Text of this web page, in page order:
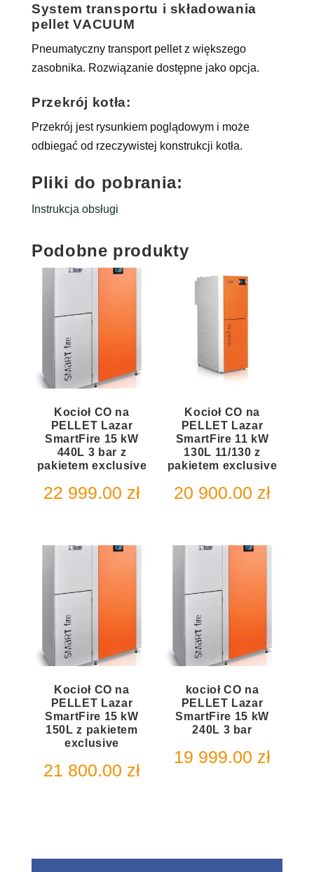
System transportu i składowania
pellet VACUUM
Pneumatyczny transport pellet z większego
zasobnika. Rozwiązanie dostępne jako opcja.
Przekrój kotła:
Przekrój jest rysunkiem poglądowym i może
odbiegać od rzeczywistej konstrukcji kotła.
Pliki do pobrania:
Instrukcja obsługi
Podobne produkty
Kocioł CO na
PELLET Lazar
SmartFire 15 kW
440L 3 bar z
pakietem exclusive
22 999.00 zł
Kocioł CO na
PELLET Lazar
SmartFire 11 kW
130L 11/130 z
pakietem exclusive
20 900.00 zł
Kocioł CO na
PELLET Lazar
SmartFire 15 kW
150L z pakietem
exclusive
21 800.00 zł
kocioł CO na
PELLET Lazar
SmartFire 15 kW
240L 3 bar
19 999.00 zł